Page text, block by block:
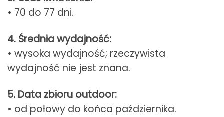
• 70 do 77 dni.
4. Średnia wydajność:
• wysoka wydajność; rzeczywista
wydajność nie jest znana.
5. Data zbioru outdoor:
• od połowy do końca października.